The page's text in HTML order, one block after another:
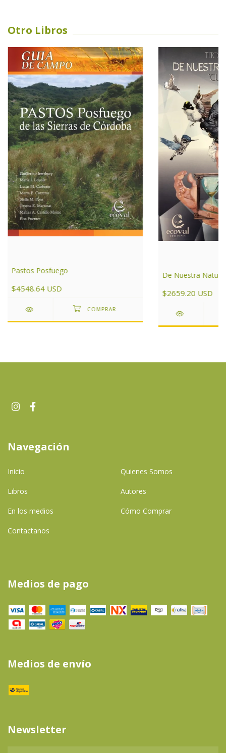
Otro Libros
Pastos Posfuego
$4548.64 USD
De Nuestra
$2659.20 USD
Navegación
Inicio Quienes Somos
Libros Autores
En los medios Cómo Comprar
Contactanos
Medios de pago
Medios de envío
Newsletter